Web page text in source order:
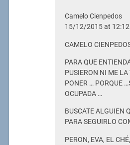
Camelo Cienpedos
15/12/2015 at 12:12
CAMELO
PARA QUE
PUSIERON NI ME LA
PONER … PORQUE
OCUPADA …
BUSCATE ALGUIEN
PARA SEGUIRLO
PERON, EVA, EL